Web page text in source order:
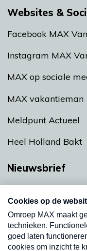
Websites &
Facebook MAX
Instagram MAX
MAX op sociale
MAX vakantieman
Meldpunt Actueel
Heel Holland Bakt
Nieuwsbrief
nieuwsbrief. Elke
uw mailbox.